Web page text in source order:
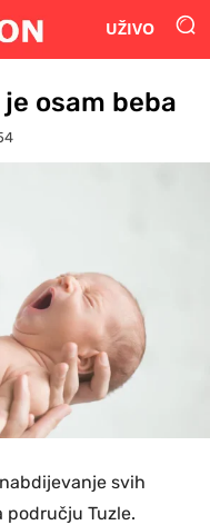
UŽIVO
osam beba
svih
području Tuzle.